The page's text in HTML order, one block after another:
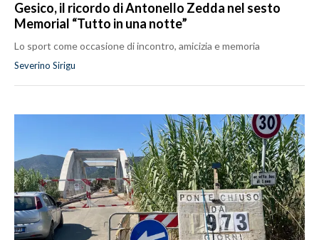
Gesico, il ricordo di Antonello Zedda nel sesto
Memorial “Tutto in una notte”
Lo sport come occasione di incontro, amicizia e memoria
Severino Sirigu